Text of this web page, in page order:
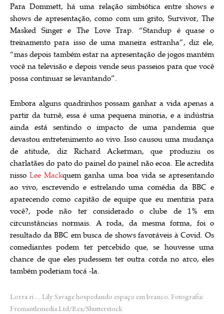
Para Dommett, há uma relação simbiótica entre shows e
shows de apresentação, como com um grito, Survivor, The
Masked Singer e The Love Trap. “Standup é quase o
treinamento para isso de uma maneira estranha”, diz ele,
“mas depois também estar na apresentação de jogos mantém
você na televisão e depois vende seus passeios para que você
possa continuar se levantando”.
Embora alguns quadrinhos possam ganhar a vida apenas a
partir da turnê, essa é uma pequena minoria, e a indústria
ainda está sentindo o impacto de uma pandemia que
devastou entretenimento ao vivo. Isso causou uma mudança
de atitude, diz Richard Ackerman, que produziu os
charlatães do pato do painel do painel não ecoa. Ele acredita
nissoLee Mackquem ganha uma boa vida se apresentando
ao vivo, escrevendo e estrelando uma comédia da BBC e
aparecendo como capitão de equipe que eu mentiria para
você?, pode não ter considerado o clube de 1% em
circunstâncias normais. A roda, da mesma forma, foi o
resultado da BBC em busca de shows favoráveis ​​à Covid. Os
comediantes podem ter percebido que, se houvesse uma
chance de que eles pudessem ter outra corda no arco, eles
também poderiam tocá -la.
Lorra ri … Lily Savage hospedando espaço em branco. Fotografia:
Fremantlemedia Ltd/Rex/Shutterstock